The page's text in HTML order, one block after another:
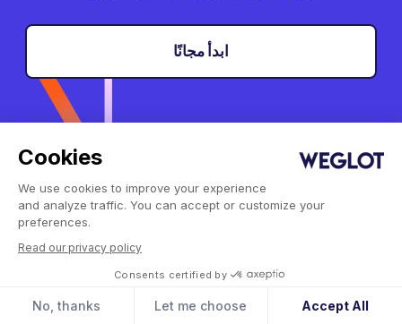
Cookies
We use cookies to improve your experience
and analyze traffic. You can accept or customize your
preferences.
Read our privacy policy
Consents certified by
No, thanks Let me choose Accept All
ابدأ مجانًا
المنتج
تكاملات
- ووردبريس
العملاء
الأسعار
الشركة